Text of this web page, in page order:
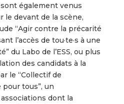
également venus
le devant de la scène,
“Agir contre la précarité
l’accès de tou·te·s à une
du Labo de l’ESS, ou plus
des candidats à la
le “Collectif de
pour tous”, un
dont la